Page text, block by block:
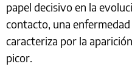
papel decisivo en la
contacto, una
caracteriza por la
picor.